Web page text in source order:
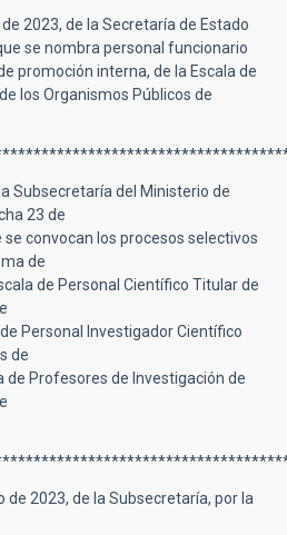
2023, de la Secretaría de Estado
se nombra personal funcionario
promoción interna, de la Escala de
los Organismos Públicos de
Subsecretaría del Ministerio de
23 de
convocan los procesos selectivos
de
de Personal Científico Titular de
Personal Investigador Científico
de
de Profesores de Investigación de
de 2023, de la Subsecretaría, por la